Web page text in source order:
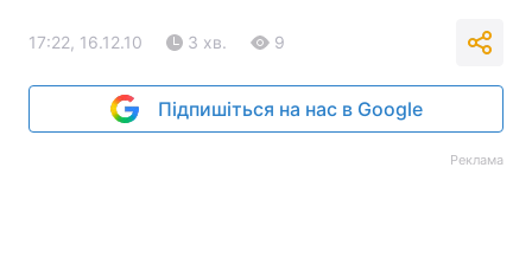
17:22, 16.12.10 3 хв. 9
Підпишіться на нас в Google
Реклама